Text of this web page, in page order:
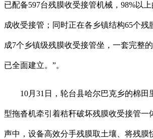
已配备597台残膜收受接管机械，98%以
成收受接管；同时正在各乡镇结构65个残
成7个乡镇级残膜收受接管坐，一套完整
已全面建立。”。
10月31日，轮台县哈尔巴克乡的棉田
型拖沓机牵引着秸秆破坏残膜收受接管一
声中，设备高效分手残膜取土壤、将残膜